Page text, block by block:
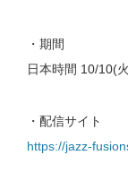
・期間
日本時間 10/10(
・配信サイト
https://jazz-